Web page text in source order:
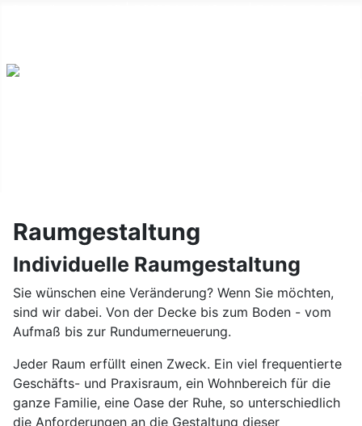
Raumgestaltung
Individuelle Raumgestaltung
Sie wünschen eine Veränderung? Wenn Sie möchten,
sind wir dabei. Von der Decke bis zum Boden - vom
Aufmaß bis zur Rundumerneuerung.
Jeder Raum erfüllt einen Zweck. Ein viel frequentierte
Geschäfts- und Praxisraum, ein Wohnbereich für die
ganze Familie, eine Oase der Ruhe, so unterschiedlich
die Anforderungen an die Gestaltung dieser